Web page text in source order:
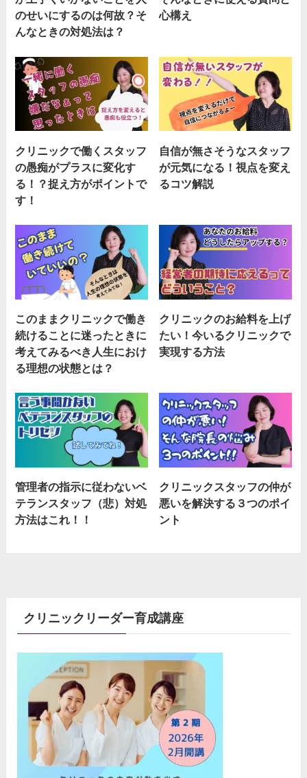
のせいにするのは何故？そ
んなときの対処法は？
心構え
クリニックで働くスタッフ
の愚痴がプラスに変化す
る！？捉え方がポイントで
す！
自信が無さそうなスタッフ
が元気になる！視点を変え
るコツ解説
このままクリニックで働き
続けることに迷ったときに
考えてみるべき人生におけ
る理想の状態とは？
クリニックのお給料を上げ
たい！今いるクリニックで
実現する方法
管理者の指示に従わないベ
テランスタッフ（悲）対処
方法はこれ！！
クリニックスタッフの仲が
悪いを解決する３つのポイ
ント
クリニックリーダー育成講座